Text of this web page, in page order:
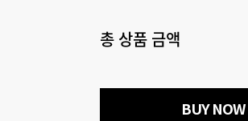
총 상품 금액
BUY NOW